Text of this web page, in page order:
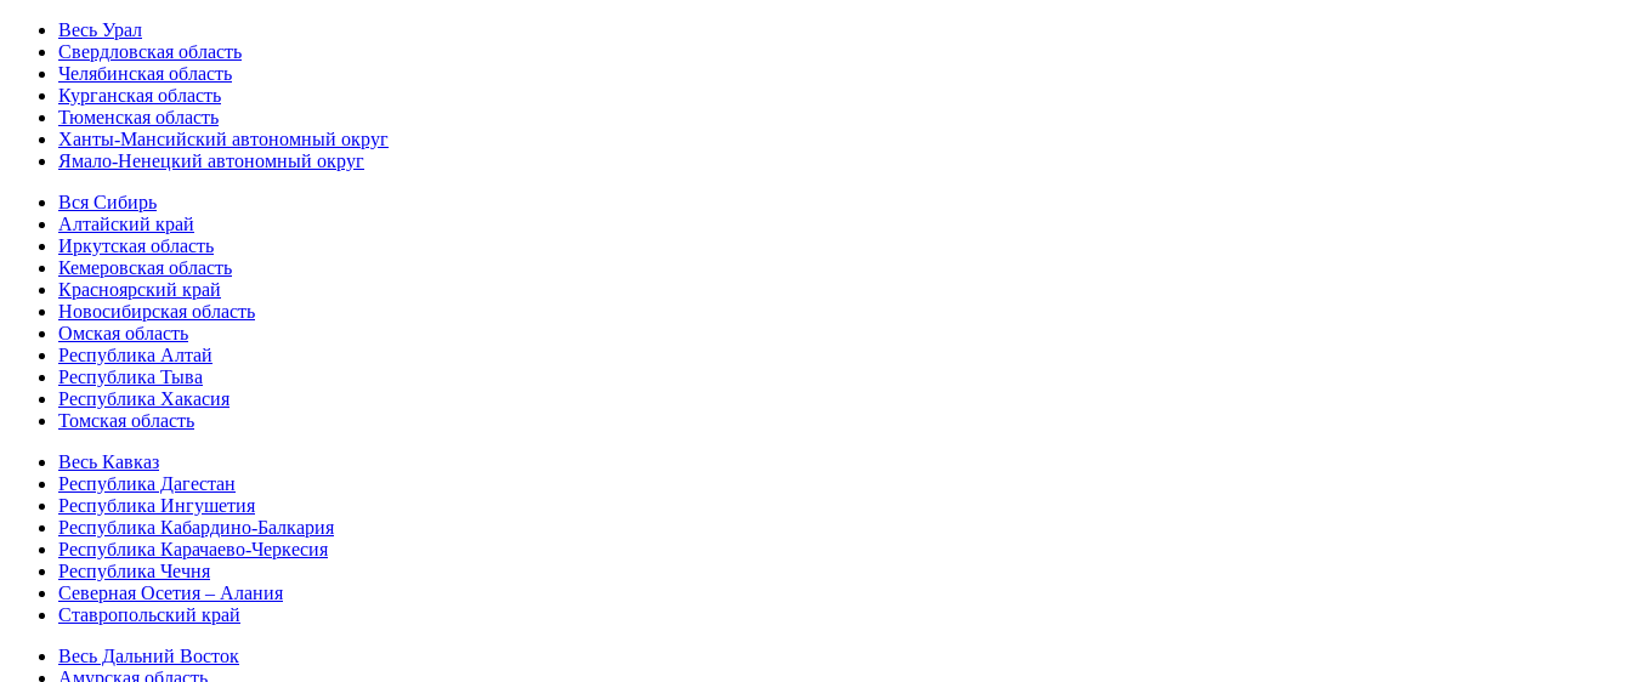
Весь Урал
Свердловская область
Челябинская область
Курганская область
Тюменская область
Ханты-Мансийский автономный округ
Ямало-Ненецкий автономный округ
Вся Сибирь
Алтайский край
Иркутская область
Кемеровская область
Красноярский край
Новосибирская область
Омская область
Республика Алтай
Республика Тыва
Республика Хакасия
Томская область
Весь Кавказ
Республика Дагестан
Республика Ингушетия
Республика Кабардино-Балкария
Республика Карачаево-Черкесия
Республика Чечня
Северная Осетия – Алания
Ставропольский край
Весь Дальний Восток
Амурская область